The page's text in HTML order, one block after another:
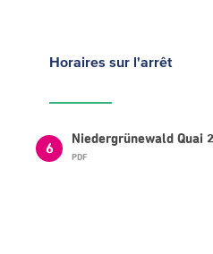
Horaires sur l'arrêt
6
Niedergrünewald Quai
PDF